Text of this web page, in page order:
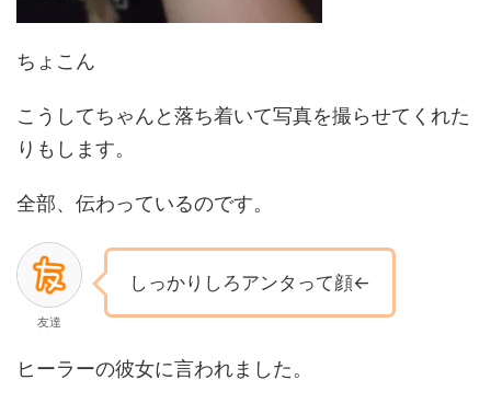
ちょこん
こうしてちゃんと落ち着いて写真を撮らせてくれた
りもします。
全部、伝わっているのです。
友達
しっかりしろアンタって顔←
ヒーラーの彼女に言われました。